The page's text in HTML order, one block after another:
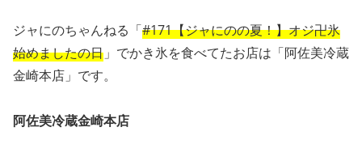
ジャにのちゃんねる「#171【ジャにのの夏！】オジ卍氷
始めましたの日 」でかき氷を食べてたお店は「阿佐美冷蔵
金崎本店」です。
阿佐美冷蔵金崎本店